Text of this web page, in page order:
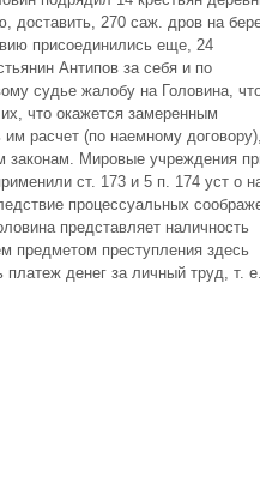
доставить, 270 саж. дров на
присоединились еще, 24
Антипов за себя и по
судье жалобу на Головина,
что окажется замеренным
расчет (по наемному
законам. Мировые учреждения
ст. 173 и 5 п. 174 уст о
процессуальных
представляет наличность
предметом преступления здесь
платеж денег за личный труд, т.